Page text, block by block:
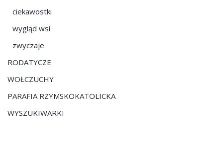
ciekawostki
wygląd wsi
zwyczaje
RODATYCZE
WOŁCZUCHY
PARAFIA RZYMSKOKATOLICKA
WYSZUKIWARKI